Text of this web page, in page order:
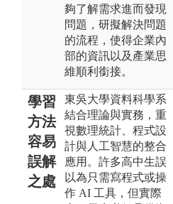
夠了解需求進而發現
問題，研擬解決問題
的流程，使得企業內
部的資訊以及產業思
維順利銜接。
學習
方法
容易
誤解
之處
東吳大學資料科學系
結合理論與實務，重
視數理統計、程式設
計與人工智慧的整合
應用。許多高中生誤
以為只需寫程式或操
作 AI 工具，但實際